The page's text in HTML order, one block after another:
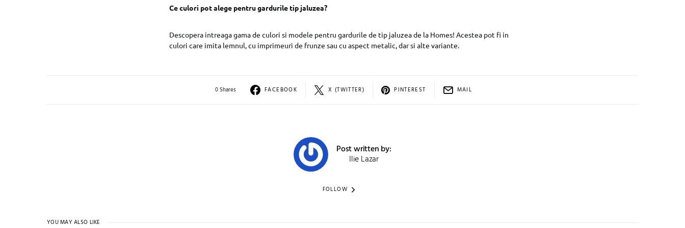
Ce culori pot alege pentru gardurile tip jaluzea?
Descopera intreaga gama de culori si modele pentru gardurile de tip jaluzea de la Homes! Acestea pot fi in
culori care imita lemnul, cu imprimeuri de frunze sau cu aspect metalic, dar si alte variante.
0 Shares FACEBOOK X (TWITTER) PINTEREST MAIL
Post written by:
Ilie Lazar
FOLLOW
YOU MAY ALSO LIKE